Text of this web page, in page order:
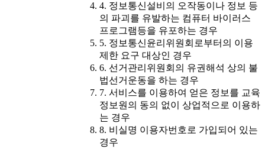
4. 정보통신설비의 오작동이나 정보 등
의 파괴를 유발하는 컴퓨터 바이러스
프로그램등을 유포하는 경우
5. 정보통신윤리위원회로부터의 이용
제한 요구 대상인 경우
6. 선거관리위원회의 유권해석 상의 불
법선거운동을 하는 경우
7. 서비스를 이용하여 얻은 정보를 교육
정보원의 동의 없이 상업적으로 이용하
는 경우
8. 비실명 이용자번호로 가입되어 있는
경우